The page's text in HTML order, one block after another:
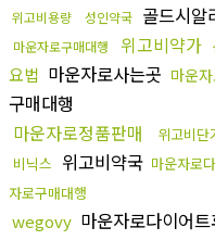
위고비용량 성인약국 골드시알
마운자로구매대행 위고비약가
요법 마운자로사는곳 마운
구매대행
마운자로정품판매
위고비단
비닉스 위고비약국 마운자로
자로구매대행
wegovy 마운자로다이어트